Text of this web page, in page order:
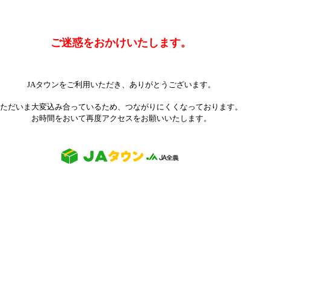
ご迷惑をおかけいたします。
JAタウンをご利用いただき、ありがとうございます。
ただいま大変込み合っているため、つながりにくくなっております。
お時間をおいて再度アクセスをお願いいたします。